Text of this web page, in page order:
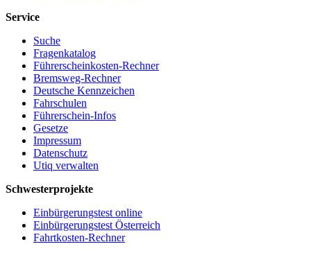
Service
Suche
Fragenkatalog
Führerscheinkosten-Rechner
Bremsweg-Rechner
Deutsche Kennzeichen
Fahrschulen
Führerschein-Infos
Gesetze
Impressum
Datenschutz
Utiq verwalten
Schwesterprojekte
Einbürgerungstest online
Einbürgerungstest Österreich
Fahrtkosten-Rechner